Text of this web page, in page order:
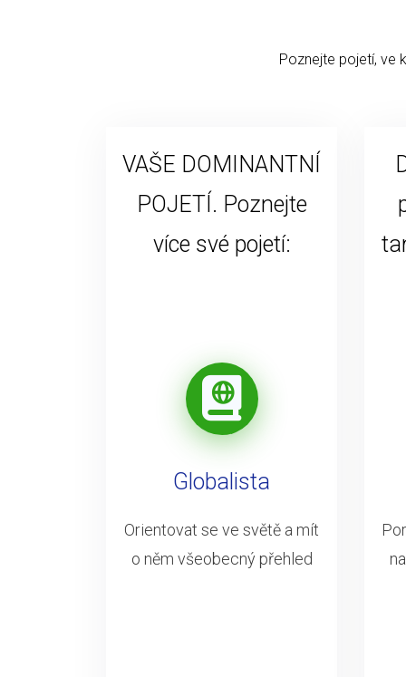
Poznejte pojetí, ve
VAŠE DOMINANTNÍ
POJETÍ. Poznejte
více své pojetí:
Globalista
Orientovat se ve světě a mít
o něm všeobecný přehled